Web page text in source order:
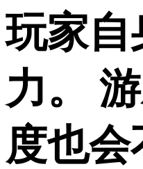
玩家自
力。
度也